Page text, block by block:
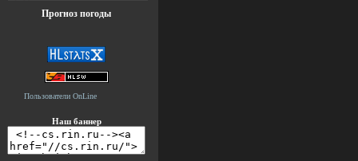
Прогноз погоды
Пользователи OnLine
Наш баннер